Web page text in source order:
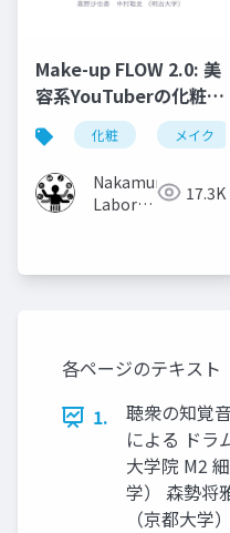
Make-up FLOW 2.0: 美
容系YouTuberの化粧フ
ローチャートの共有・
取り入れ手法
化粧 メイク
Nakamura
Laboratory 17.3K
各ページのテキスト
1.
聴衆の知覚
による ドラ
大学院 M2
学） 森勢将
（京都大学